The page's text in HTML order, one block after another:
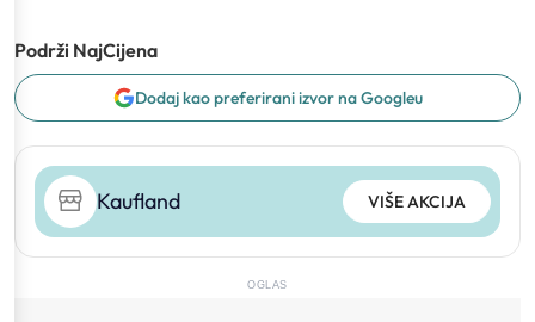
Podrži NajCijena
Dodaj kao preferirani izvor na Googleu
Kaufland VIŠE AKCIJA
OGLAS